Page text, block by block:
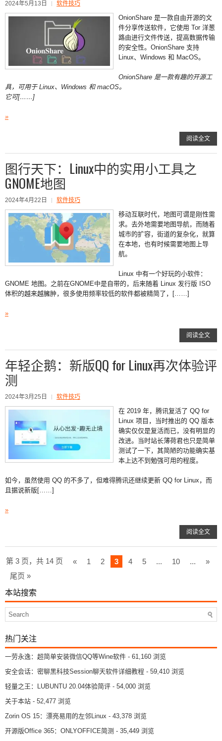
2024年5月13日 软件技巧
OnionShare 是一款自由开源的文
件分享传送软件，它使用 Tor 洋葱
路由进行文件传送，提高数据传输
的安全性。OnionShare 支持
Linux、Windows 和 MacOS。
OnionShare 是一款有趣的开源工
具，可用于 Linux、Windows 和 macOS。
它可[……]
»
阅读全文
图行天下：Linux中的实用小工具之
GNOME地图
2024年4月22日 软件技巧
移动互联时代，地图可谓是刚性需
求。去外地需要地图导航，而随着
城市的扩容，街道的复杂化，就算
在本地，也有时候需要地图上导
航。
Linux 中有一个好玩的小软件：
GNOME 地图。之前在GNOME中是自带的，后来随着 Linux 发行版 ISO
体积的越来越臃肿，很多使用频率较低的软件都被精简了，[……]
»
阅读全文
年轻企鹅：新版QQ for Linux再次体验评
测
2024年3月25日 软件技巧
在 2019 年，腾讯复活了 QQ for
Linux 项目，当时推出的 QQ 版本
确实仅仅是复活而已，没有明显的
改进。当时站长薄荷君也只是简单
测试了一下，其简陋的功能确实基
本上达不到勉强可用的程度。
如今，虽然使用 QQ 的不多了，但难得腾讯还继续更新 QQ for Linux，而
且据说新版[……]
»
阅读全文
第 3 页，共 14 页 « 1 2 3 4 5 ... 10 ...
»
尾页 »
本站搜索
热门关注
一劳永逸：超简单安装微信QQ等Wine软件 - 61,160 浏览
安全会话：密聊黑科技Session聊天软件详细教程 - 59,410 浏览
轻量之王：LUBUNTU 20.04体验简评 - 54,000 浏览
关于本站 - 52,477 浏览
Zorin OS 15：漂亮易用的左邻Linux - 43,378 浏览
开源版Office 365：ONLYOFFICE简测 - 35,449 浏览